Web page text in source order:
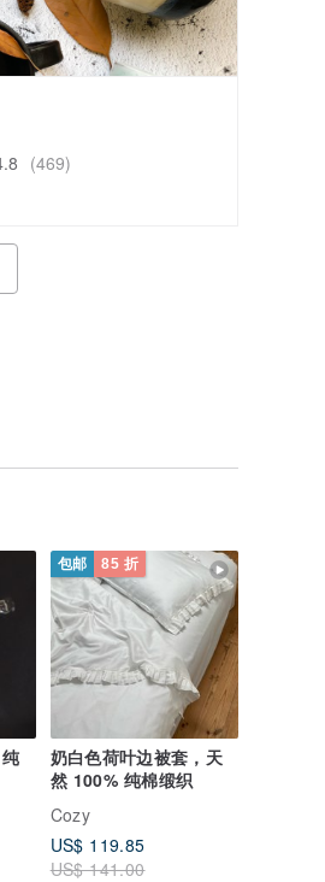
(469)
包邮 85 折
奶白色荷叶边被套，天
然 100% 纯棉缎织
Cozy
US$ 119.85
US$ 141.00